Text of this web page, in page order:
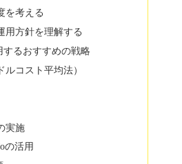
を考える
用方針を理解する
するおすすめの戦略
ルコスト平均法）
実施
の活用